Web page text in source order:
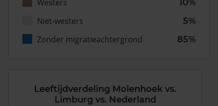
Westers
10%
Niet-westers
5%
Zonder migratieachtergrond
85%
Leeftijdverdeling Molenhoek vs.
Limburg vs. Nederland